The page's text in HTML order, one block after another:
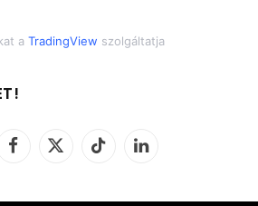
a TradingView szolgáltatja
Facebook
X
TikTok LinkedIn